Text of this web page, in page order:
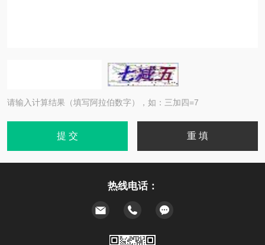
请输入计算结果（填写阿拉伯数字），如：三加四=7
热线电话：